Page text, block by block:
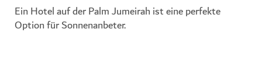
Ein Hotel auf der Palm Jumeirah ist eine perfekte
Option für Sonnenanbeter.